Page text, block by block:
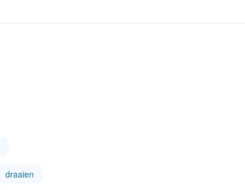
draaien